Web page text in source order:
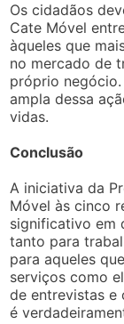
Os cidadãos
Cate Móvel
àqueles que
no mercado de
próprio
ampla dessa
vidas.
Conclusão
A iniciativa da
Móvel às cinco
significativo em
tanto para
para aqueles
serviços como
de entrevistas e
é